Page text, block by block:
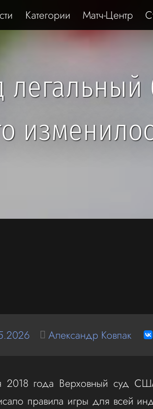
Категории Матч-Центр
Александр Ковпак
2018 года Верховный суд
правила игры для всей